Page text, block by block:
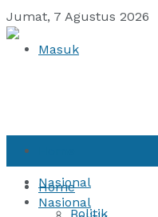
Jumat, 7 Agustus 2026
Masuk
Nasional
Politik
Home
Nasional